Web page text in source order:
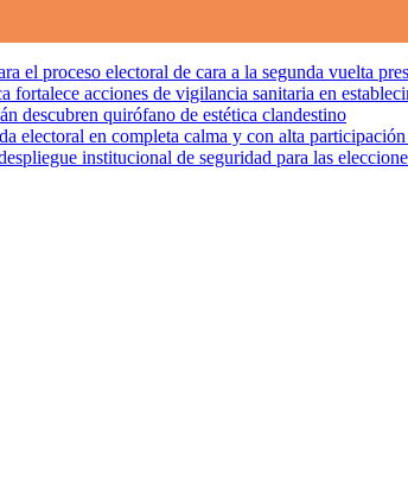
el proceso electoral de cara a la segunda vuelta
fortalece acciones de vigilancia sanitaria en
descubren quirófano de estética clandestino
electoral en completa calma y con alta participación
institucional de seguridad para las